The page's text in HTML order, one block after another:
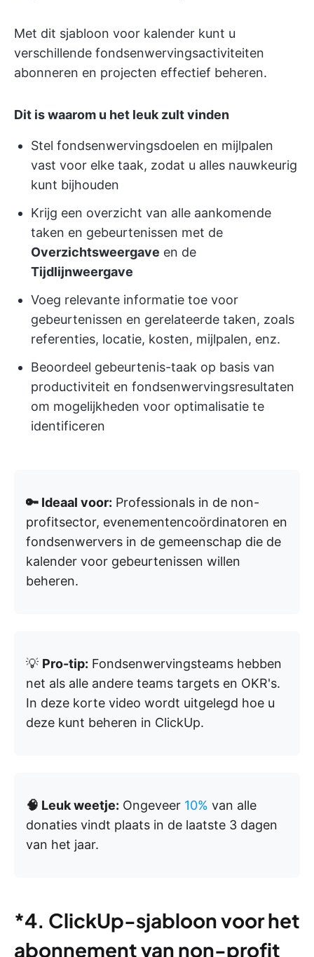
Met dit sjabloon voor kalender kunt u
verschillende fondsenwervingsactiviteiten
abonneren en projecten effectief beheren.
Dit is waarom u het leuk zult vinden
Stel fondsenwervingsdoelen en mijlpalen
vast voor elke taak, zodat u alles nauwkeurig
kunt bijhouden
Krijg een overzicht van alle aankomende
taken en gebeurtenissen met de
Overzichtsweergave en de
Tijdlijnweergave
Voeg relevante informatie toe voor
gebeurtenissen en gerelateerde taken, zoals
referenties, locatie, kosten, mijlpalen, enz.
Beoordeel gebeurtenis-taak op basis van
productiviteit en fondsenwervingsresultaten
om mogelijkheden voor optimalisatie te
identificeren
🔑 Ideaal voor: Professionals in de non-
profitsector, evenementencoördinatoren en
fondsenwervers in de gemeenschap die de
kalender voor gebeurtenissen willen
beheren.
💡 Pro-tip: Fondsenwervingsteams hebben
net als alle andere teams targets en OKR's.
In deze korte video wordt uitgelegd hoe u
deze kunt beheren in ClickUp.
🧠 Leuk weetje: Ongeveer 10% van alle
donaties vindt plaats in de laatste 3 dagen
van het jaar.
*4. ClickUp-sjabloon voor het
abonnement van non-profit